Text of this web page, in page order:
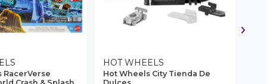
RacerVerse
HOT WHEELS
Hot Wheels City Tienda De